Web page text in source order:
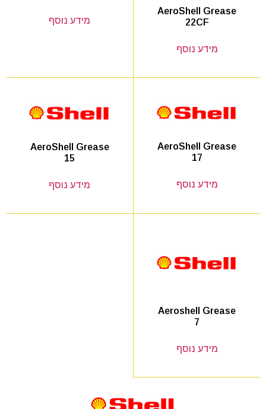
AeroShell Grease
22CF
מידע נוסף
מידע נוסף
AeroShell Grease
17
מידע נוסף
AeroShell Grease
15
מידע נוסף
Aeroshell Grease
7
מידע נוסף